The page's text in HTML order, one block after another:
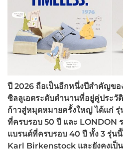
ปี 2026 ถือเป็นอีกหนึ่งปีสำคัญขอ
ซิลลูเอตระดับตำนานที่อยู่คู่ประวั
ก้าวสู่หมุดหมายครั้งใหญ่ ได้แก่ รุ่
ที่ครบรอบ 50 ปี และ LONDON
แบรนด์ที่ครบรอบ 40 ปี ทั้ง 3 รุ่น
Karl Birkenstock และยังคงเป็